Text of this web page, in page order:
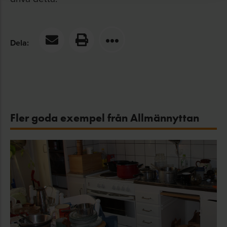
Dela:
Fler goda exempel från Allmännyttan